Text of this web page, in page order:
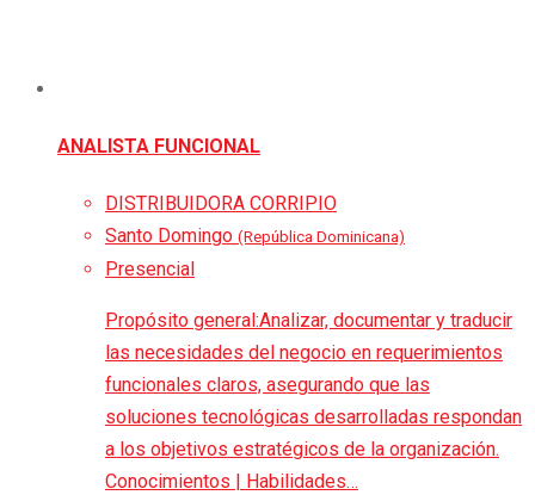
ANALISTA FUNCIONAL
DISTRIBUIDORA CORRIPIO
Santo Domingo (República Dominicana)
Presencial
Propósito general:Analizar, documentar y traducir
las necesidades del negocio en requerimientos
funcionales claros, asegurando que las
soluciones tecnológicas desarrolladas respondan
a los objetivos estratégicos de la organización.
Conocimientos | Habilidades…